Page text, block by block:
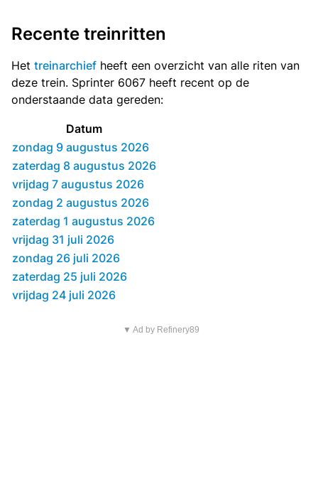
Recente treinritten
Het treinarchief heeft een overzicht van alle riten van
deze trein. Sprinter 6067 heeft recent op de
onderstaande data gereden:
Datum
zondag 9 augustus 2026
zaterdag 8 augustus 2026
vrijdag 7 augustus 2026
zondag 2 augustus 2026
zaterdag 1 augustus 2026
vrijdag 31 juli 2026
zondag 26 juli 2026
zaterdag 25 juli 2026
vrijdag 24 juli 2026
▼ Ad by Refinery89